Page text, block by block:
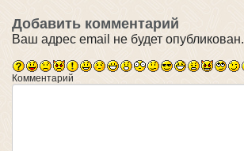
Добавить комментарий
Ваш адрес email не будет опубликован.
Комментарий